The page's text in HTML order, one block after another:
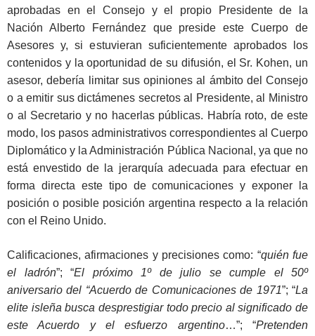
aprobadas en el Consejo y el propio Presidente de la
Nación Alberto Fernández que preside este Cuerpo de
Asesores y, si estuvieran suficientemente aprobados los
contenidos y la oportunidad de su difusión, el Sr. Kohen, un
asesor, debería limitar sus opiniones al ámbito del Consejo
o a emitir sus dictámenes secretos al Presidente, al Ministro
o al Secretario y no hacerlas públicas. Habría roto, de este
modo, los pasos administrativos correspondientes al Cuerpo
Diplomático y la Administración Pública Nacional, ya que no
está envestido de la jerarquía adecuada para efectuar en
forma directa este tipo de comunicaciones y exponer la
posición o posible posición argentina respecto a la relación
con el Reino Unido.
Calificaciones, afirmaciones y precisiones como: “quién fue
el ladrón”; “El próximo 1º de julio se cumple el 50º
aniversario del “Acuerdo de Comunicaciones de 1971”; “La
elite isleña busca desprestigiar todo precio al significado de
este Acuerdo y el esfuerzo argentino…”; “Pretenden